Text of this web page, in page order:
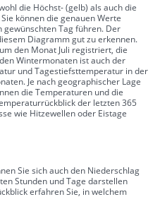
die Höchst- (gelb) als auch die
können die genauen Werte
gewünschten Tag führen. Der
Diagramm gut zu erkennen.
den Monat Juli registriert, die
Wintermonaten ist auch der
und Tagestiefsttemperatur in der
Je nach geographischer Lage
die Temperaturen und die
der letzten 365
wie Hitzewellen oder Eistage
Sie sich auch den Niederschlag
Stunden und Tage darstellen
erfahren Sie, in welchem